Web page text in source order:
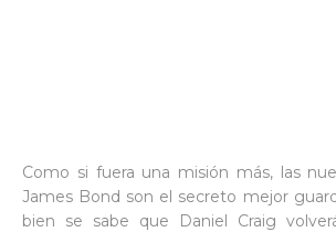
Como si fuera una misión más, las
James Bond son el secreto mejor
bien se sabe que Daniel Craig